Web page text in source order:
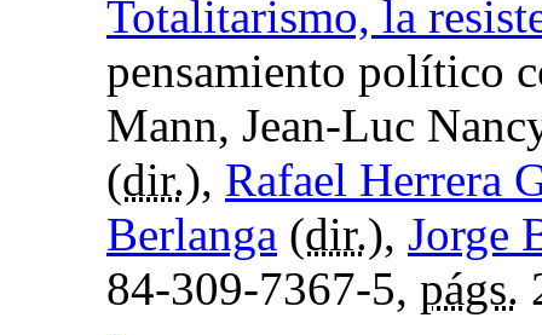
Totalitarismo, la
pensamiento político
Mann, Jean-Luc
(dir.), Rafael Herrera
Berlanga (dir.), Jorge
84-309-7367-5, págs.